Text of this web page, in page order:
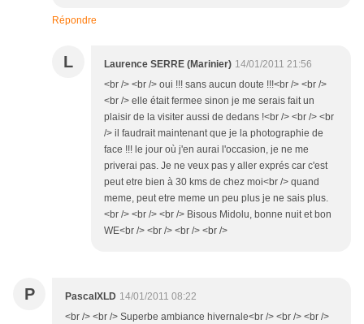
Répondre
L Laurence SERRE (Marinier) 14/01/2011 21:56
<br /> <br /> oui !!! sans aucun doute !!!<br /> <br />
<br /> elle était fermee sinon je me serais fait un
plaisir de la visiter aussi de dedans !<br /> <br /> <br
/> il faudrait maintenant que je la photographie de
face !!! le jour où j'en aurai l'occasion, je ne me
priverai pas. Je ne veux pas y aller exprés car c'est
peut etre bien à 30 kms de chez moi<br /> quand
meme, peut etre meme un peu plus je ne sais plus.
<br /> <br /> <br /> Bisous Midolu, bonne nuit et bon
WE<br /> <br /> <br /> <br />
P PascalXLD 14/01/2011 08:22
<br /> <br /> Superbe ambiance hivernale<br /> <br /> <br />